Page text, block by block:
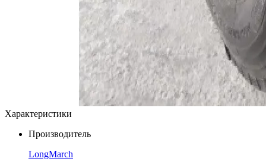
Характеристики
Производитель
LongMarch